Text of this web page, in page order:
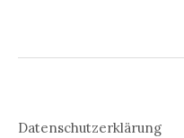
Datenschutzerklärung